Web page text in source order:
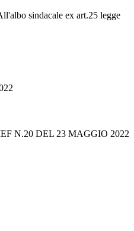
sindacale ex art.25 legge
N.20 DEL 23 MAGGIO 2022